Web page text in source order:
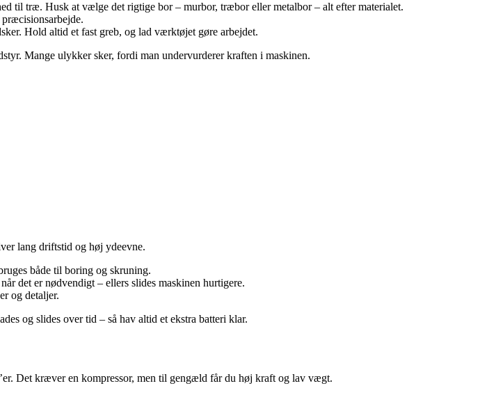
til træ. Husk at vælge det rigtige bor – murbor, træbor eller metalbor – alt efter materialet.
Hold altid et fast greb, og lad værktøjet gøre arbejdet.
Mange ulykker sker, fordi man undervurderer kraften i maskinen.
lang driftstid og høj ydeevne.
både til boring og skruning.
det er nødvendigt – ellers slides maskinen hurtigere.
og detaljer.
og slides over tid – så hav altid et ekstra batteri klar.
Det kræver en kompressor, men til gengæld får du høj kraft og lav vægt.